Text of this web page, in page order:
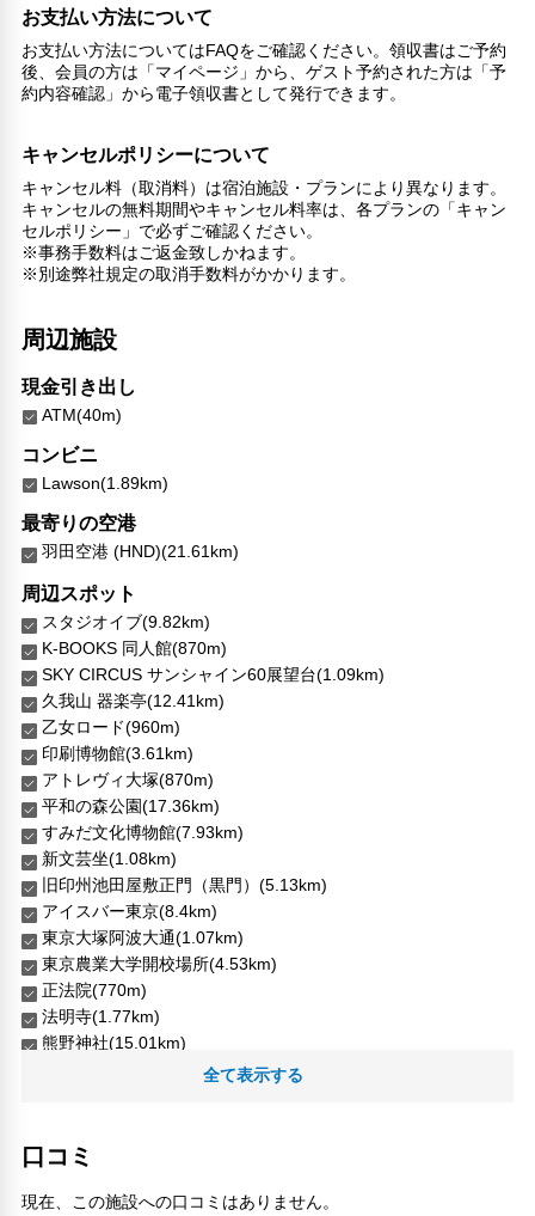
お支払い方法について
お支払い方法についてはFAQをご確認ください。領収書はご予約
後、会員の方は「マイページ」から、ゲスト予約された方は「予
約内容確認」から電子領収書として発行できます。
キャンセルポリシーについて
キャンセル料（取消料）は宿泊施設・プランにより異なります。
キャンセルの無料期間やキャンセル料率は、各プランの「キャン
セルポリシー」で必ずご確認ください。
※事務手数料はご返金致しかねます。
※別途弊社規定の取消手数料がかかります。
周辺施設
現金引き出し
ATM(40m)
コンビニ
Lawson(1.89km)
最寄りの空港
羽田空港 (HND)(21.61km)
周辺スポット
スタジオイブ(9.82km)
K-BOOKS 同人館(870m)
SKY CIRCUS サンシャイン60展望台(1.09km)
久我山 器楽亭(12.41km)
乙女ロード(960m)
印刷博物館(3.61km)
アトレヴィ大塚(870m)
平和の森公園(17.36km)
すみだ文化博物館(7.93km)
新文芸坐(1.08km)
旧印州池田屋敷正門（黒門）(5.13km)
アイスバー東京(8.4km)
東京大塚阿波大通(1.07km)
東京農業大学開校場所(4.53km)
正法院(770m)
法明寺(1.77km)
熊野神社(15.01km)
生活衣料マルジ(900m)
石神井川緑道(2.47km)
ユニークな研究所(4.52km)
腰塚(3.85km)
全て表示する
口コミ
現在、この施設への口コミはありません。